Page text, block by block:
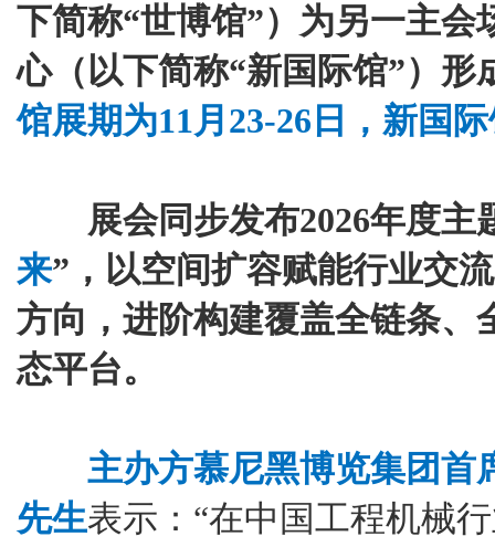
下简称“世博馆”）为另一主会
心（以下简称“新国际馆”）形
馆展期为11月23-26日，新国
展会同步发布2026年度主
来”，以空间扩容赋能行业交
方向，进阶构建覆盖全链条、
态平台。
主办方慕尼黑博览集团首
先生表示：“在中国工程机械